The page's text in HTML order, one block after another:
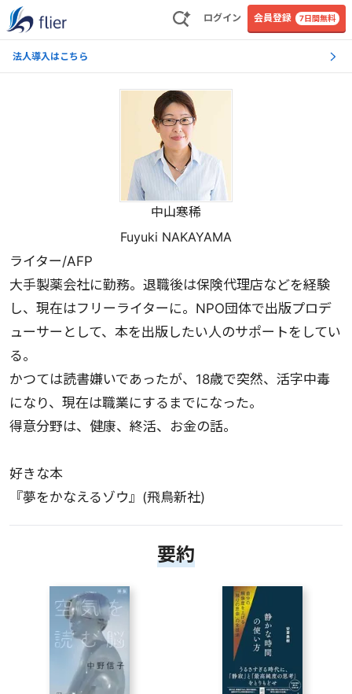
ログイン 会員登録 7日間無料
法人導入はこちら
中山寒稀
Fuyuki NAKAYAMA
ライター/AFP
大手製薬会社に勤務。退職後は保険代理店などを経験
し、現在はフリーライターに。NPO団体で出版プロデ
ューサーとして、本を出版したい人のサポートをしてい
る。
かつては読書嫌いであったが、18歳で突然、活字中毒
になり、現在は職業にするまでになった。
得意分野は、健康、終活、お金の話。
好きな本
『夢をかなえるゾウ』(飛鳥新社)
要約